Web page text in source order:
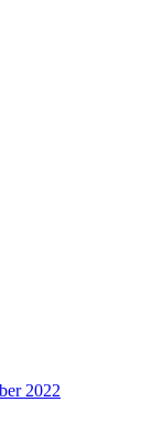
2022